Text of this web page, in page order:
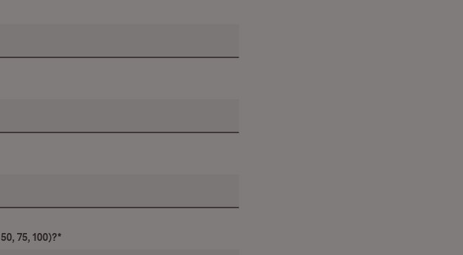
75, 100)?*